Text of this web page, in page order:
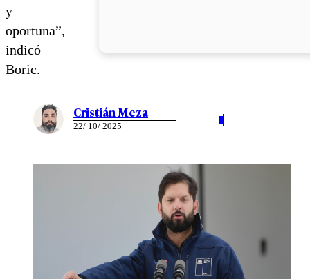
y
oportuna”,
indicó
Boric.
Cristián Meza
22/ 10/ 2025